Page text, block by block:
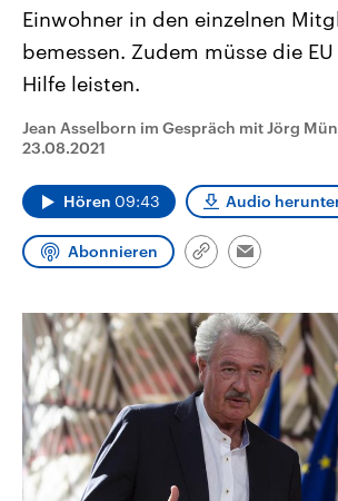
Umfragen, Prognosen,
und Hintergründe zu den Parteien
und Kandidaten der anstehenden
Wahl.
Sendungen Programm
Einwohner in den einzelnen
bemessen. Zudem müsse die
Hilfe leisten.
Jean Asselborn im Gespräch mit Jörg
23.08.2021
Hören 09:43 Audio
Abonnieren
Link
Email